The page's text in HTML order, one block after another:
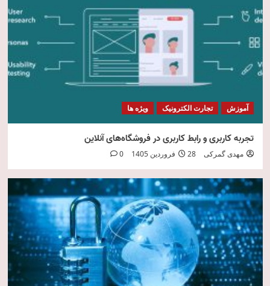
5
امنیت فناوری اطلاعات
آموزش تجارت الکترونیک ویژه ها
تجربه کاربری و رابط کاربری در فروشگاه‌های آنلاین
مهدی گمرکی 28 فروردین 1405 0